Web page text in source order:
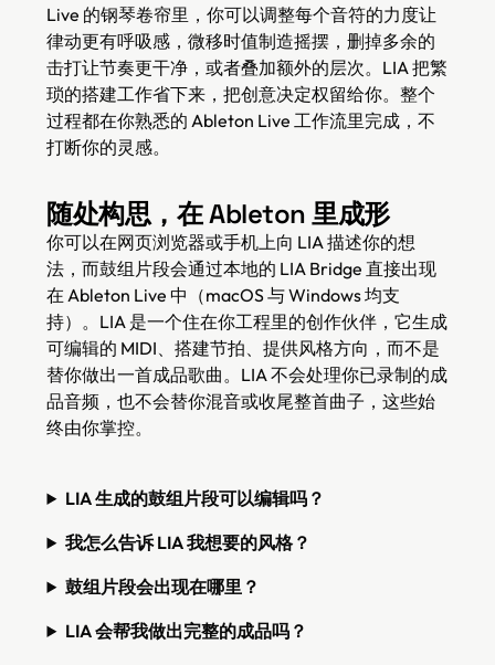
Live 的钢琴卷帘里，你可以调整每个音符的力度让
律动更有呼吸感，微移时值制造摇摆，删掉多余的
击打让节奏更干净，或者叠加额外的层次。LIA 把繁
琐的搭建工作省下来，把创意决定权留给你。整个
过程都在你熟悉的 Ableton Live 工作流里完成，不
打断你的灵感。
随处构思，在 Ableton 里成形
你可以在网页浏览器或手机上向 LIA 描述你的想
法，而鼓组片段会通过本地的 LIA Bridge 直接出现
在 Ableton Live 中（macOS 与 Windows 均支
持）。LIA 是一个住在你工程里的创作伙伴，它生成
可编辑的 MIDI、搭建节拍、提供风格方向，而不是
替你做出一首成品歌曲。LIA 不会处理你已录制的成
品音频，也不会替你混音或收尾整首曲子，这些始
终由你掌控。
LIA 生成的鼓组片段可以编辑吗？
我怎么告诉 LIA 我想要的风格？
鼓组片段会出现在哪里？
LIA 会帮我做出完整的成品吗？